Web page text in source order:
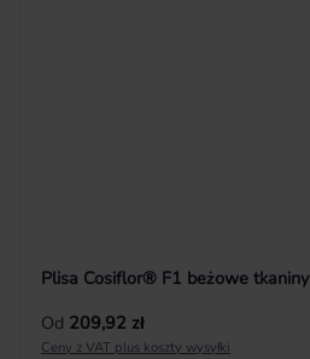
Plisa Cosiflor® F1 beżowe tkaniny
Cena regularna:
Od 209,92 zł
Ceny z VAT plus koszty wysyłki